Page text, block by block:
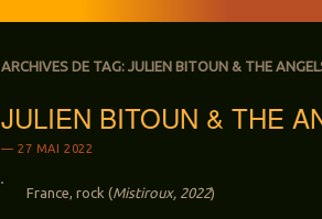
ARCHIVES DE TAG:JULIEN BITOUN & THE
JULIEN BITOUN & THE
27 MAI 2022
France, rock (Mistiroux, 2022)